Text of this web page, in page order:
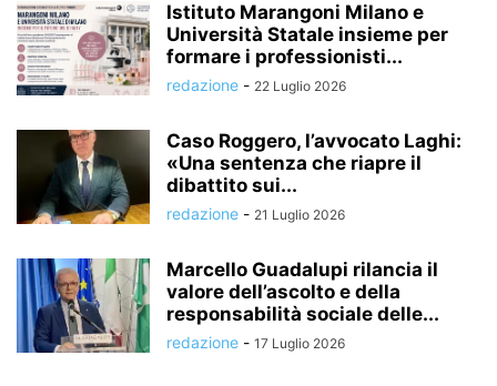
Istituto Marangoni Milano e
Università Statale insieme per
formare i professionisti...
redazione - 22 Luglio 2026
Caso Roggero, l’avvocato Laghi:
«Una sentenza che riapre il
dibattito sui...
redazione - 21 Luglio 2026
Marcello Guadalupi rilancia il
valore dell’ascolto e della
responsabilità sociale delle...
redazione - 17 Luglio 2026